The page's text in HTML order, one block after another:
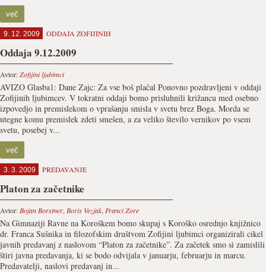
več
9. 12. 2009 ODDAJA ZOFIJINIH
Oddaja 9.12.2009
Avtor:Zofijini ljubimci
AVIZO Glasba1: Dane Zajc: Za vse boš plačal Ponovno pozdravljeni v oddaji
Zofijinih ljubimcev. V tokratni oddaji bomo prisluhnili križancu med osebno
izpovedjo in premislekom o vprašanju smisla v svetu brez Boga. Morda se
utegne komu premislek zdeti smešen, a za veliko število vernikov po vsem
svetu, posebej v...
več
3. 3. 2009 PREDAVANJE
Platon za začetnike
Avtor: Bojan Borstner, Boris Vezjak, Franci Zore
Na Gimnaziji Ravne na Koroškem bomo skupaj s Koroško osrednjo knjižnico
dr. Franca Sušnika in filozofskim društvom Zofijini ljubimci organizirali cikel
javnih predavanj z naslovom “Platon za začetnike”. Za začetek smo si zamislili
štiri javna predavanja, ki se bodo odvijala v januarju, februarju in marcu.
Predavatelji, naslovi predavanj in...